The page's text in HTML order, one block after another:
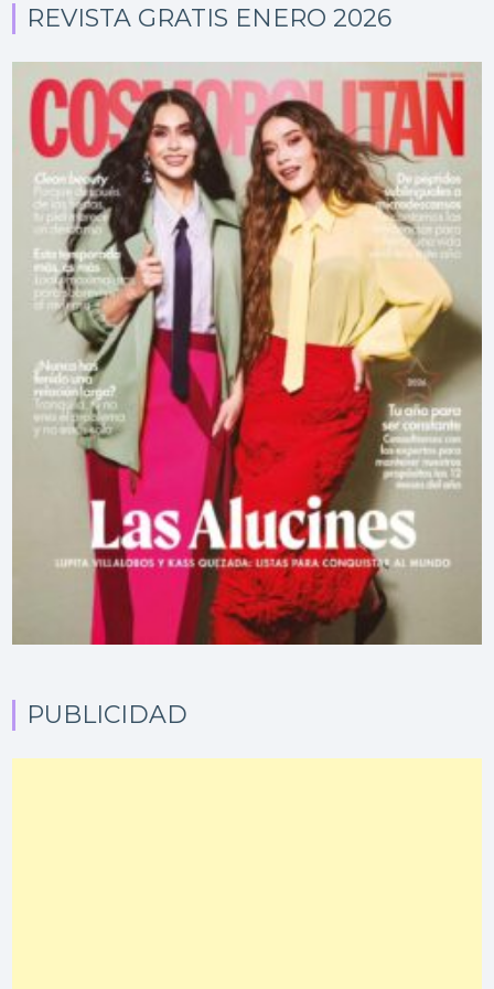
REVISTA GRATIS ENERO 2026
PUBLICIDAD